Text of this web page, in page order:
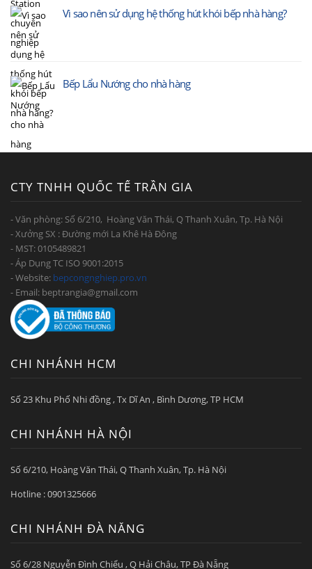
Vì sao nên sử dụng hệ thống hút khói bếp nhà hàng?
Bếp Lẩu Nướng cho nhà hàng
CTY TNHH QUỐC TẾ TRẦN GIA
- Văn phòng: Số 6/210, Hoàng Văn Thái, Q Thanh Xuân, Tp. Hà Nội
- Xưởng SX : Đường mới La Khê Hà Đông
- MST: 0105489821
- Áp Dụng TC ISO 9001:2015
- Website: bepcongnghiep.pro.vn
- Email: beptrangia@gmail.com
CHI NHÁNH HCM
Số 23 Khu Phố Nhi đồng , Tx Dĩ An , Bình Dương, TP HCM
CHI NHÁNH HÀ NỘI
Số 6/210, Hoàng Văn Thái, Q Thanh Xuân, Tp. Hà Nội
Hotline : 0901325666
CHI NHÁNH ĐÀ NẴNG
Số 6/28 Nguyễn Đình Chiểu , Q Hải Châu, TP Đà Nẵng